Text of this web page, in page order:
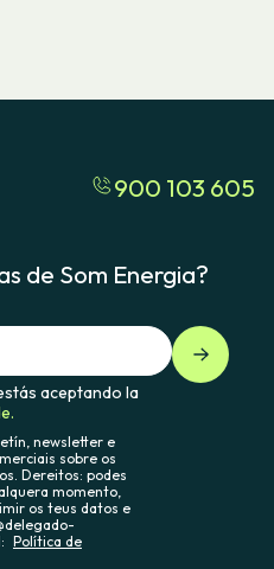
900 103 605
de Som Energia?
aceptando la
newsletter e
sobre os
Dereitos: podes
momento,
os teus datos e
Política de